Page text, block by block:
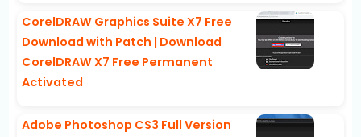
CorelDRAW Graphics Suite X7 Free
Download with Patch | Download
CorelDRAW X7 Free Permanent
Activated
Adobe Photoshop CS3 Full Version